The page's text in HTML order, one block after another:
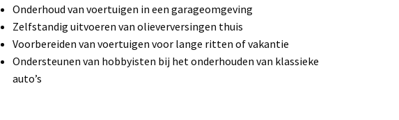
Onderhoud van voertuigen in een garageomgeving
Zelfstandig uitvoeren van olieverversingen thuis
Voorbereiden van voertuigen voor lange ritten of vakantie
Ondersteunen van hobbyisten bij het onderhouden van klassieke
auto’s